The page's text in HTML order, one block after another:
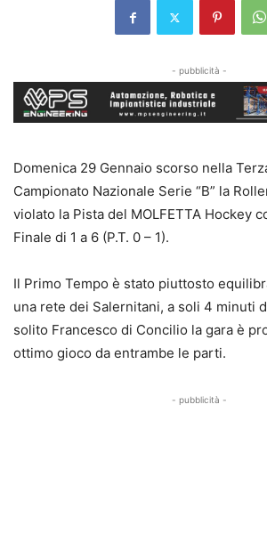
- pubblicità -
Domenica 29 Gennaio scorso nella
Campionato Nazionale Serie “B” la
violato la Pista del MOLFETTA Hockey
Finale di 1 a 6 (P.T. 0 – 1).
Il Primo Tempo è stato piuttosto
una rete dei Salernitani, a soli 4 minuti
solito Francesco di Concilio la gara è
ottimo gioco da entrambe le parti.
- pubblicità -